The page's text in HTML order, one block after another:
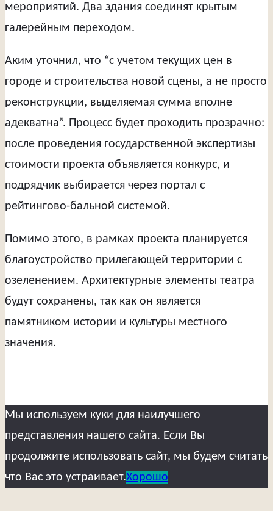
мероприятий. Два здания соединят крытым
галерейным переходом.
Аким уточнил, что “с учетом текущих цен в
городе и строительства новой сцены, а не просто
реконструкции, выделяемая сумма вполне
адекватна”. Процесс будет проходить прозрачно:
после проведения государственной экспертизы
стоимости проекта объявляется конкурс, и
подрядчик выбирается через портал с
рейтингово-бальной системой.
Помимо этого, в рамках проекта планируется
благоустройство прилегающей территории с
озеленением. Архитектурные элементы театра
будут сохранены, так как он является
памятником истории и культуры местного
значения.
Мы используем куки для наилучшего
представления нашего сайта. Если Вы
продолжите использовать сайт, мы будем считать
что Вас это устраивает.Хорошо